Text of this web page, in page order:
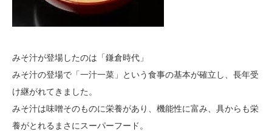
みそ汁が登場したのは「鎌倉時代」
みそ汁の登場で「一汁一菜」という食事の基本が確立し、長年受
け継がれてきました。
みそ汁は味噌そのものに栄養があり、機能性に富み、具からも栄
養がとれるまさにスーパーフード。